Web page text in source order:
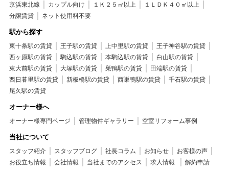
京浜東北線
カップル向け １Ｋ２５㎡以上
１ＬＤＫ４０㎡以上
分譲賃貸
ネット使用料不要
駅から探す
東十条駅の賃貸 王子駅の賃貸 上中里駅の賃貸
王子神谷駅の賃貸
西ヶ原駅の賃貸
駒込駅の賃貸 本駒込駅の賃貸
白山駅の賃貸
東大前駅の賃貸
大塚駅の賃貸 巣鴨駅の賃貸
田端駅の賃貸
西日暮里駅の賃貸
新板橋駅の賃貸 西巣鴨駅の賃貸
千石駅の賃貸
尾久駅の賃貸
オーナー様へ
オーナー様専門ページ 管理物件ギャラリー 空室リフォーム事例
当社について
スタッフ紹介 スタッフブログ 社長コラム お知らせ
お客様の声
お役立ち情報
会社情報 当社までのアクセス 求人情報 解約申請